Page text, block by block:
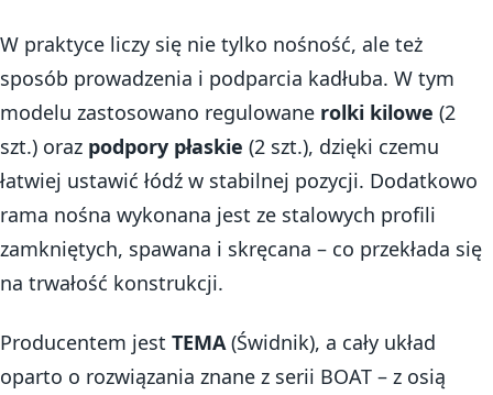
W praktyce liczy się nie tylko nośność, ale też
sposób prowadzenia i podparcia kadłuba. W tym
modelu zastosowano regulowane rolki kilowe (2
szt.) oraz podpory płaskie (2 szt.), dzięki czemu
łatwiej ustawić łódź w stabilnej pozycji. Dodatkowo
rama nośna wykonana jest ze stalowych profili
zamkniętych, spawana i skręcana – co przekłada się
na trwałość konstrukcji.
Producentem jest TEMA (Świdnik), a cały układ
oparto o rozwiązania znane z serii BOAT – z osią